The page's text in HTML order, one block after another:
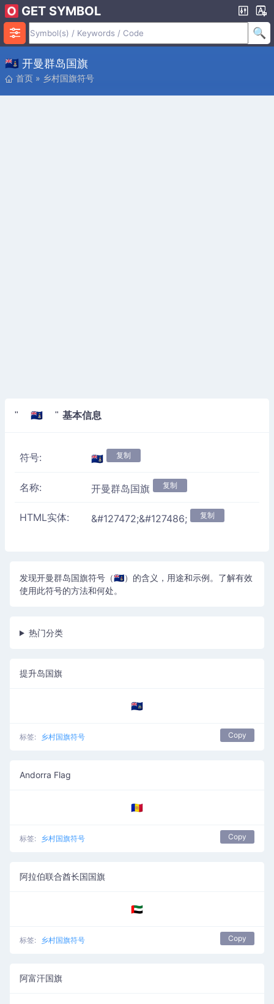
GET SYMBOL
🇰🇾 开曼群岛国旗
首页 » 乡村国旗符号
" 🇰🇾 " 基本信息
符号: 🇰🇾 复制
名称: 开曼群岛国旗 复制
HTML实体: &#127472;&#127486; 复制
发现开曼群岛国旗符号（🇰🇾）的含义，用途和示例。了解有效
使用此符号的方法和何处。
热门分类
提升岛国旗
🇦🇨
标签: 乡村国旗符号 Copy
Andorra Flag
🇦🇩
标签: 乡村国旗符号 Copy
阿拉伯联合酋长国国旗
🇦🇪
标签: 乡村国旗符号 Copy
阿富汗国旗